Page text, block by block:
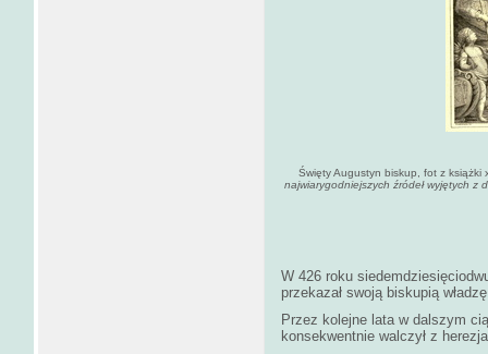
Święty Augustyn biskup, fot z
najwiarygodniejszych źródeł wyjętych z
W 426 roku
przekazał swoją biskupią
Przez kolejne lata w dalszym
konsekwentnie walczył z